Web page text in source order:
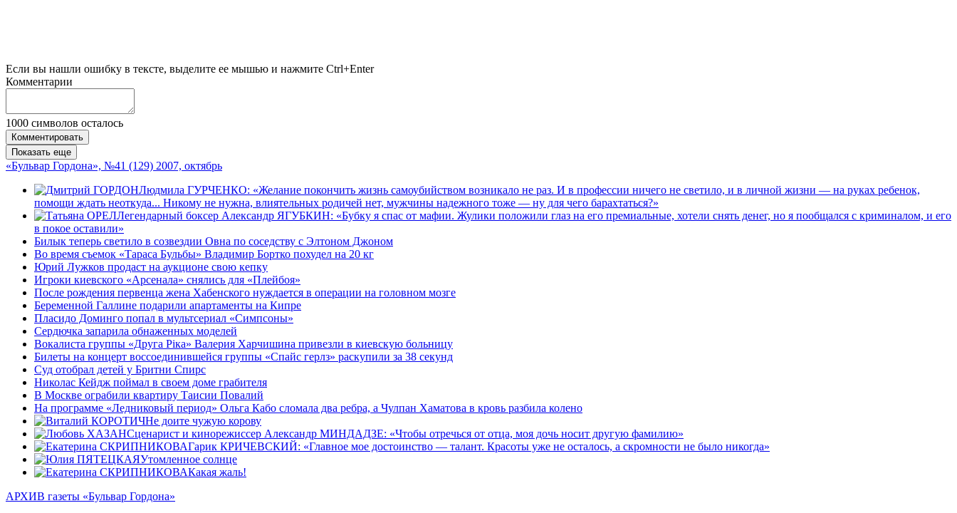
Если вы нашли ошибку в тексте, выделите ее мышью и нажмите Ctrl+Enter
Комментарии
1000 символов осталось
Комментировать
Показать еще
«Бульвар Гордона», №41 (129) 2007, октябрь
Людмила ГУРЧЕНКО: «Желание покончить жизнь самоубийством возникало не раз. И в профессии ничего не светило, и в личной жизни — на руках ребенок,
помощи ждать неоткуда... Никому не нужна, влиятельных родичей нет, мужчины надежного тоже — ну для чего барахтаться?»
Легендарный боксер Александр ЯГУБКИН: «Бубку я спас от мафии. Жулики положили глаз на его премиальные, хотели снять денег, но я пообщался с криминалом, и его
в покое оставили»
Билык теперь светило в созвездии Овна по соседству с Элтоном Джоном
Во время съемок «Тараса Бульбы» Владимир Бортко похудел на 20 кг
Юрий Лужков продаст на аукционе свою кепку
Игроки киевского «Арсенала» снялись для «Плейбоя»
После рождения первенца жена Хабенского нуждается в операции на головном мозге
Беременной Галлине подарили апартаменты на Кипре
Пласидо Доминго попал в мультсериал «Симпсоны»
Сердючка запарила обнаженных моделей
Вокалиста группы «Друга Рiка» Валерия Харчишина привезли в киевскую больницу
Билеты на концерт воссоединившейся группы «Спайс герлз» раскупили за 38 секунд
Cуд отобрал детей у Бритни Спирс
Николас Кейдж поймал в своем доме грабителя
В Москве ограбили квартиру Таисии Повалий
На программе «Ледниковый период» Ольга Кабо сломала два ребра, а Чулпан Хаматова в кровь разбила колено
Не доите чужую корову
Сценарист и кинорежиссер Александр МИНДАДЗЕ: «Чтобы отречься от отца, моя дочь носит другую фамилию»
Гарик КРИЧЕВСКИЙ: «Главное мое достоинство — талант. Красоты уже не осталось, а скромности не было никогда»
Утомленное солнце
Какая жаль!
АРХИВ газеты «Бульвар Гордона»